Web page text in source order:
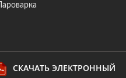
Пароварка
СКАЧАТЬ ЭЛЕКТРОННЫЙ